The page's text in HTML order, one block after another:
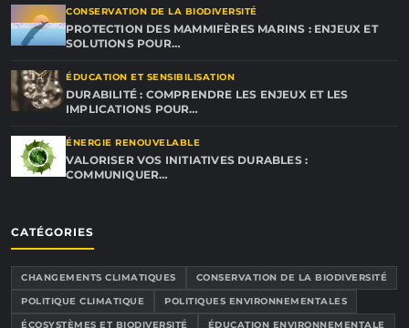
CONSERVATION DE LA BIODIVERSITÉ
PROTECTION DES MAMMIFÈRES MARINS : ENJEUX ET
SOLUTIONS POUR…
ÉDUCATION ET SENSIBILISATION
DURABILITÉ : COMPRENDRE LES ENJEUX ET LES
IMPLICATIONS POUR…
ÉNERGIE RENOUVELABLE
VALORISER VOS INITIATIVES DURABLES :
COMMUNIQUER…
CATÉGORIES
CHANGEMENTS CLIMATIQUES
CONSERVATION DE LA BIODIVERSITÉ
POLITIQUE CLIMATIQUE
POLITIQUES ENVIRONNEMENTALES
ÉCOSYSTÈMES ET BIODIVERSITÉ
ÉDUCATION ENVIRONNEMENTALE